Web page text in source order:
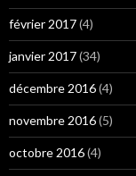
février 2017(4)
janvier 2017(34)
décembre 2016(4)
novembre 2016(5)
octobre 2016(4)